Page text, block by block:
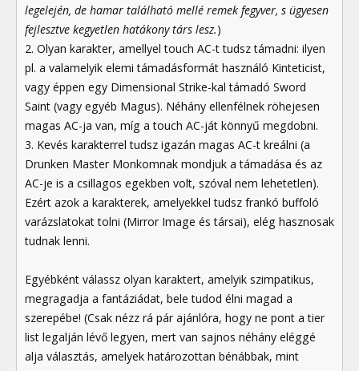
legelején, de hamar található mellé remek fegyver, s ügyesen
fejlesztve kegyetlen hatákony társ lesz.)
2. Olyan karakter, amellyel touch AC-t tudsz támadni: ilyen
pl. a valamelyik elemi támadásformát használó Kinteticist,
vagy éppen egy Dimensional Strike-kal támadó Sword
Saint (vagy egyéb Magus). Néhány ellenfélnek röhejesen
magas AC-ja van, míg a touch AC-ját könnyű megdobni.
3. Kevés karakterrel tudsz igazán magas AC-t kreálni (a
Drunken Master Monkomnak mondjuk a támadása és az
AC-je is a csillagos egekben volt, szóval nem lehetetlen).
Ezért azok a karakterek, amelyekkel tudsz frankó buffoló
varázslatokat tolni (Mirror Image és társai), elég hasznosak
tudnak lenni.
Egyébként válassz olyan karaktert, amelyik szimpatikus,
megragadja a fantáziádat, bele tudod élni magad a
szerepébe! (Csak nézz rá pár ajánlóra, hogy ne pont a tier
list legalján lévő legyen, mert van sajnos néhány eléggé
alja választás, amelyek határozottan bénábbak, mint